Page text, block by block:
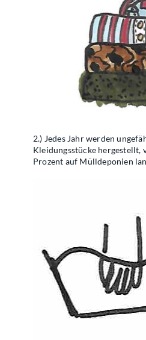
2.) Jedes Jahr werden
Kleidungsstücke hergestellt,
Prozent auf Mülldeponien